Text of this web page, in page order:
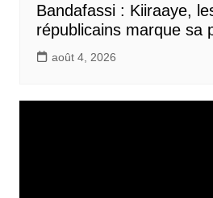
Bandafassi : Kiiraaye,
républicains marque sa
août 4, 2026